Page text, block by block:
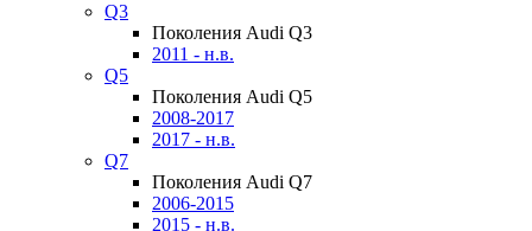
Q3
Поколения Audi Q3
2011 - н.в.
Q5
Поколения Audi Q5
2008-2017
2017 - н.в.
Q7
Поколения Audi Q7
2006-2015
2015 - н.в.